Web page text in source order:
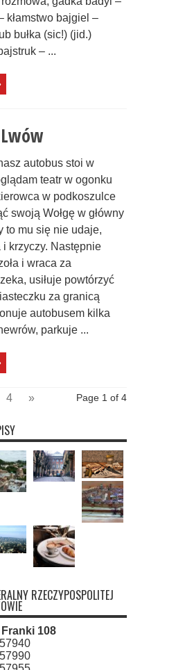
kłamstwo bajgiel –
bułka (sic!) (jid.)
– ...
autobus stoi w
teatr w ogonku
w podkoszulce
swoją Wołgę w główny
to mu się nie udaje,
krzyczy. Następnie
i wraca za
usiłuje powtórzyć
za granicą
autobusem kilka
parkuje ...
Page 1 of 4
4 »
RZECZYPOSPOLITEJ
Franki 108